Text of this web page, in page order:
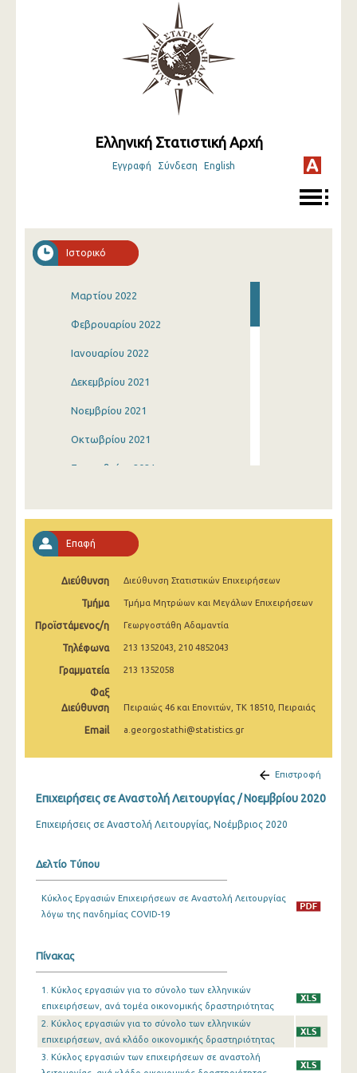
Ελληνική Στατιστική Αρχή
Εγγραφή Σύνδεση English
Ιστορικό
Μαρτίου 2022
Φεβρουαρίου 2022
Ιανουαρίου 2022
Δεκεμβρίου 2021
Νοεμβρίου 2021
Οκτωβρίου 2021
Σεπτεμβρίου 2021
Ιουνίου 2021
Μαΐου 2021
Απριλίου 2021
Μαρτίου 2021
Φεβρουαρίου 2021
Ιανουαρίου 2021
Δεκεμβρίου 2020
Νοεμβρίου 2020
Ιουλίου 2020
Ιουνίου 2020
Απριλίου 2020
Μαρτίου 2020
2020
Επαφή
Διεύθυνση Διεύθυνση Στατιστικών Επιχειρήσεων
Τμήμα Τμήμα Μητρώων και Μεγάλων Επιχειρήσεων
Προϊστάμενος/η Γεωργοστάθη Αδαμαντία
Τηλέφωνα 213 1352043, 210 4852043
Γραμματεία 213 1352058
Φαξ
Διεύθυνση
Πειραιώς 46 και Επονιτών, ΤΚ 18510, Πειραιάς
Email a.georgostathi@statistics.gr
Επιστροφή
Επιχειρήσεις σε Αναστολή Λειτουργίας / Νοεμβρίου 2020
Επιχειρήσεις σε Αναστολή Λειτουργίας, Νοέμβριος 2020
Δελτίο Τύπου
Κύκλος Εργασιών Επιχειρήσεων σε Αναστολή Λειτουργίας
λόγω της πανδημίας COVID-19
Πίνακας
1. Κύκλος εργασιών για το σύνολο των ελληνικών
επιχειρήσεων, ανά τομέα οικονομικής δραστηριότητας
2. Κύκλος εργασιών για το σύνολο των ελληνικών
επιχειρήσεων, ανά κλάδο οικονομικής δραστηριότητας
3. Κύκλος εργασιών των επιχειρήσεων σε αναστολή